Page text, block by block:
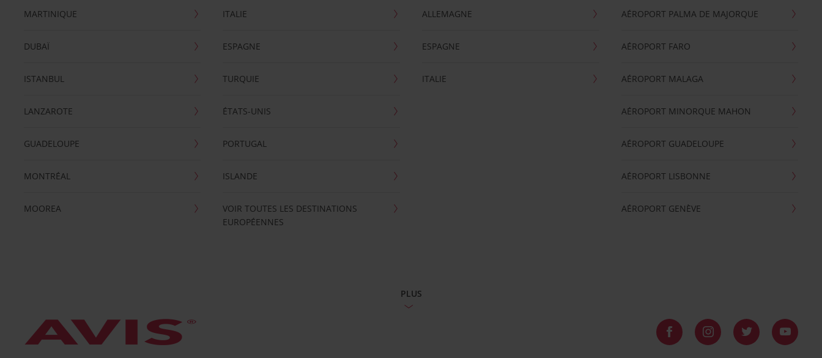
MARTINIQUE
DUBAÏ
ISTANBUL
LANZAROTE
GUADELOUPE
MONTRÉAL
MOOREA
ITALIE
ESPAGNE
TURQUIE
ÉTATS-UNIS
PORTUGAL
ISLANDE
VOIR TOUTES LES DESTINATIONS
EUROPÉENNES
ALLEMAGNE
ESPAGNE
ITALIE
AÉROPORT PALMA DE MAJORQUE
AÉROPORT FARO
AÉROPORT MALAGA
AÉROPORT MINORQUE MAHON
AÉROPORT GUADELOUPE
AÉROPORT LISBONNE
AÉROPORT GENÈVE
PLUS